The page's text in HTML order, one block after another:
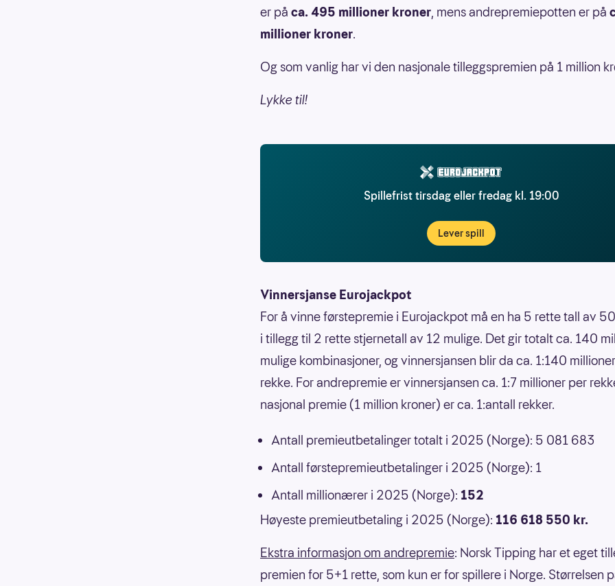
er på ca. 495 millioner kroner, mens andrepremiepotten er på
millioner kroner.
Og som vanlig har vi den nasjonale tilleggspremien på 1 million
Lykke til!
Spillefrist tirsdag eller fredag kl. 19:00
Lever spill
Vinnersjanse Eurojackpot
For å vinne førstepremie i Eurojackpot må en ha 5 rette tall av
i tillegg til 2 rette stjernetall av 12 mulige. Det gir totalt ca. 140
mulige kombinasjoner, og vinnersjansen blir da ca. 1:140
rekke. For andrepremie er vinnersjansen ca. 1:7 millioner per
nasjonal premie (1 million kroner) er ca. 1:antall rekker.
Antall premieutbetalinger totalt i 2025 (Norge): 5 081 683
Antall førstepremieutbetalinger i 2025 (Norge): 1
Antall millionærer i 2025 (Norge): 152
Høyeste premieutbetaling i 2025 (Norge): 116 618 550 kr.
Ekstra informasjon om andrepremie: Norsk Tipping har et eget
premien for 5+1 rette, som kun er for spillere i Norge. Størrelsen